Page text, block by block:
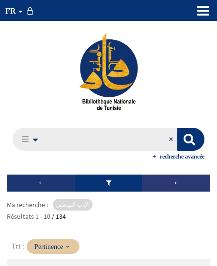
FR
recherche avancée
Ma recherche : الأدب التونسي
Résultats 1 - 10 / 134
Tri : (MisePertinence